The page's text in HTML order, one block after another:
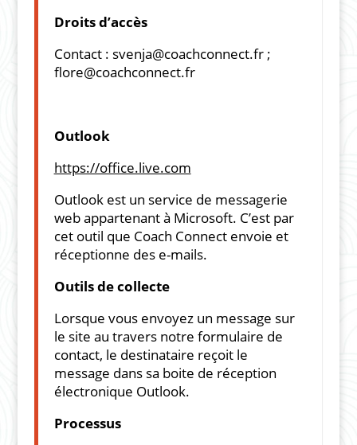
Droits d’accès
Contact : svenja@coachconnect.fr;
flore@coachconnect.fr
Outlook
https://office.live.com
Outlook est un service de messagerie
web appartenant à Microsoft. C’est par
cet outil que Coach Connect envoie et
réceptionne des e-mails.
Outils de collecte
Lorsque vous envoyez un message sur
le site au travers notre formulaire de
contact, le destinataire reçoit le
message dans sa boite de réception
électronique Outlook.
Processus